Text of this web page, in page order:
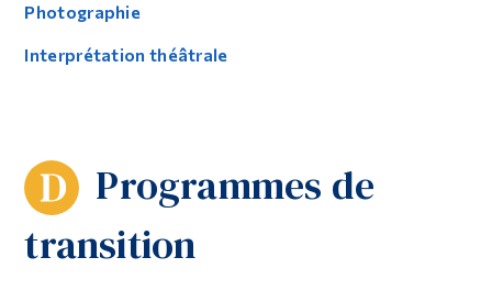
Photographie
Interprétation théâtrale
Programmes de
transition